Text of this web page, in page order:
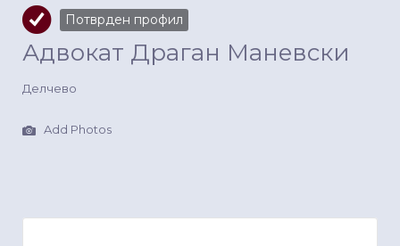
Потврден профил
Адвокат Драган Маневски
Делчево
Add Photos